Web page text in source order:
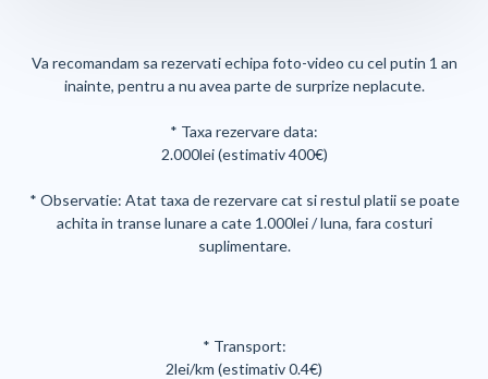
Va recomandam sa rezervati echipa foto-video cu cel putin 1 an
inainte, pentru a nu avea parte de surprize neplacute.
* Taxa rezervare data:
2.000lei (estimativ 400€)
* Observatie: Atat taxa de rezervare cat si restul platii se poate
achita in transe lunare a cate 1.000lei / luna, fara costuri
suplimentare.
* Transport:
2lei/km (estimativ 0.4€)